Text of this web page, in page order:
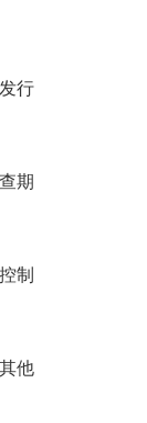
行
期
制
他